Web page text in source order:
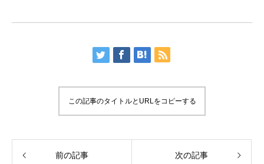
この記事のタイトルとURLをコピーする
前の記事 次の記事